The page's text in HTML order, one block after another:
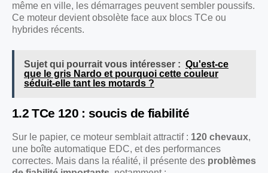
même en ville, les démarrages peuvent sembler poussifs.
Ce moteur devient obsolète face aux blocs TCe ou
hybrides récents.
Sujet qui pourrait vous intéresser : Qu'est-ce
que le gris Nardo et pourquoi cette couleur
séduit-elle tant les motards ?
1.2 TCe 120 : soucis de fiabilité
Sur le papier, ce moteur semblait attractif : 120 chevaux,
une boîte automatique EDC, et des performances
correctes. Mais dans la réalité, il présente des problèmes